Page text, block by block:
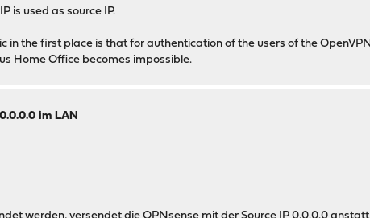
is used as source IP.
in the first place is that for authentication of the users of the
Home Office becomes impossible.
im LAN